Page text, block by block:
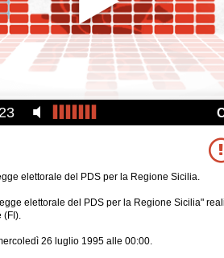
elettorale del PDS per la Regione Sicilia.
elettorale del PDS per la Regione Sicilia"
(FI).
26 luglio 1995 alle 00:00.